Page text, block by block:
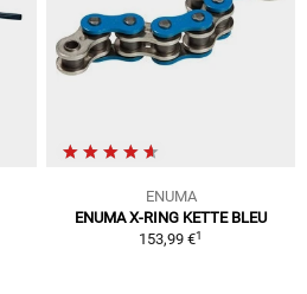
ENUMA
ENUMA X-RING KETTE BLEU
153,99 €1